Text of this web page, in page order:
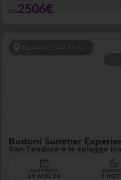
DA 2506€
Budoni - San Teodoro
Budoni Summer
San Teodoro e le spiagge
PARTENZA
29 AGO 26 7